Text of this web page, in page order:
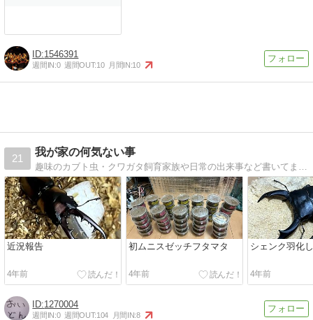
1546391
週間IN:0 週間OUT:10 月間IN:10
21
我が家の何気ない事
趣味のカブト虫・クワガタ飼育家族や日常の出来事など書いてます。
近況報告
4年前
初ムニスゼッチフタマタ
4年前
シェンク羽化
4年前
1270004
週間IN:0 週間OUT:104 月間IN:8